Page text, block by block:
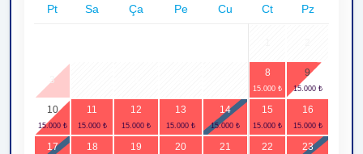
Pt Sa Ça Pe Cu Ct Pz
3
8 9
10 11 12 13 14 15 16
17 18 19 20 21 22 23